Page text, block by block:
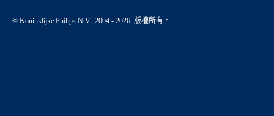
© Koninklijke Philips N.V., 2004 - 2026. 版權所有。